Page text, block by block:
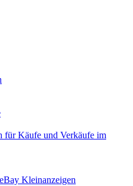
Käufe und Verkäufe im
Kleinanzeigen